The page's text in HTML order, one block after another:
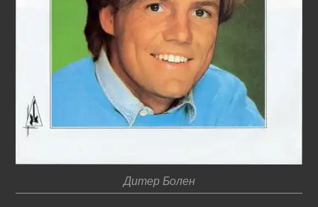
Дитер Болен